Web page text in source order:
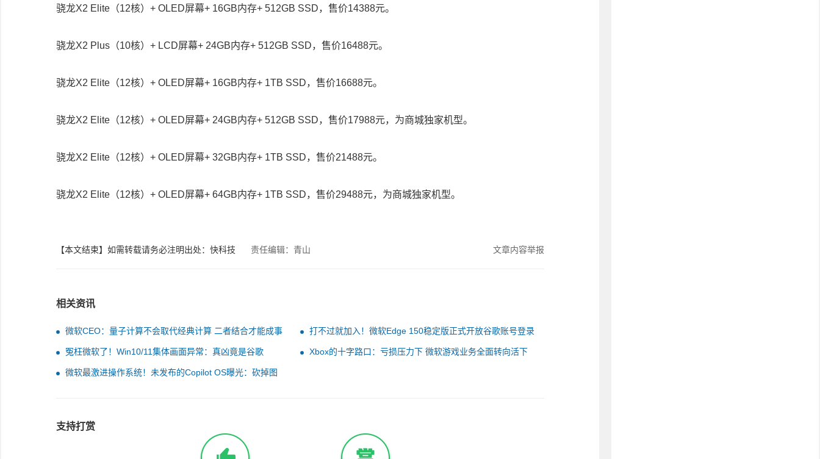
骁龙X2 Elite（12核）+ OLED屏幕+ 16GB内存+ 512GB SSD，售价14388元。
骁龙X2 Plus（10核）+ LCD屏幕+ 24GB内存+ 512GB SSD，售价16488元。
骁龙X2 Elite（12核）+ OLED屏幕+ 16GB内存+ 1TB SSD，售价16688元。
骁龙X2 Elite（12核）+ OLED屏幕+ 24GB内存+ 512GB SSD，售价17988元，为商城独家机型。
骁龙X2 Elite（12核）+ OLED屏幕+ 32GB内存+ 1TB SSD，售价21488元。
骁龙X2 Elite（12核）+ OLED屏幕+ 64GB内存+ 1TB SSD，售价29488元，为商城独家机型。
【本文结束】如需转载请务必注明出处：快科技 责任编辑：青山 文章内容举报
相关资讯
微软CEO：量子计算不会取代经典计算 二者结合才能成事 打不过就加入！微软Edge 150稳定版正式开放谷歌账号登录
冤枉微软了！Win10/11集体画面异常：真凶竟是谷歌
Chrome
Xbox的十字路口：亏损压力下 微软游戏业务全面转向活下
微软最激进操作系统！未发布的Copilot OS曝光：砍掉图
支持打赏